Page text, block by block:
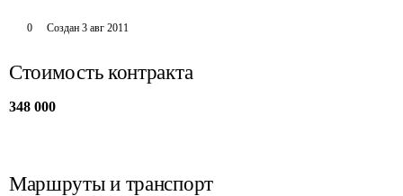
0 Создан 3 авг 2011
Стоимость контракта
348 000
Маршруты и транспорт